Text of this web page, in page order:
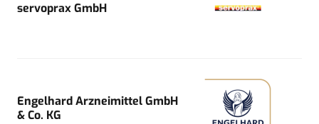
servoprax GmbH
Engelhard Arzneimittel GmbH
& Co. KG